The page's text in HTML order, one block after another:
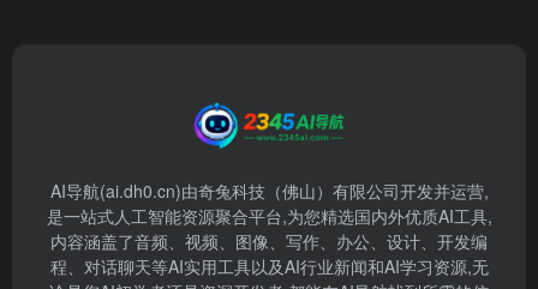
AI导航(ai.dh0.cn)由奇兔科技（佛山）有限公司开发并运营,
是一站式人工智能资源聚合平台,为您精选国内外优质AI工具,
内容涵盖了音频、视频、图像、写作、办公、设计、开发编
程、对话聊天等AI实用工具以及AI行业新闻和AI学习资源,无